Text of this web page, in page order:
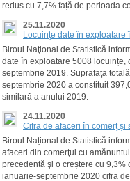
redus cu 7,7% față de perioada
25.11.2020
Locuinţe date în
Biroul Naţional de Statistică
date în exploatare 5008 locuințe,
septembrie 2019. Suprafaţa
septembrie 2020 a constituit
similară a anului 2019.
24.11.2020
Cifra de afaceri în comerţ
Biroul Național de Statistică
afaceri din comerţul cu
precedentă şi o creștere cu
ianuarie-septembrie 2020 cifra